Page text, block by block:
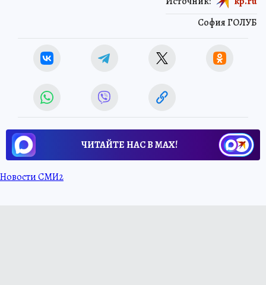
София ГОЛУБ
ЧИТАЙТЕ НАС В МАХ!
Новости СМИ2